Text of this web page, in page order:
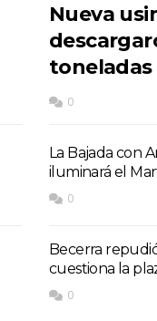
Nueva
toneladas
0
La Bajada con
iluminará el
0
Becerra
cuestiona la
0